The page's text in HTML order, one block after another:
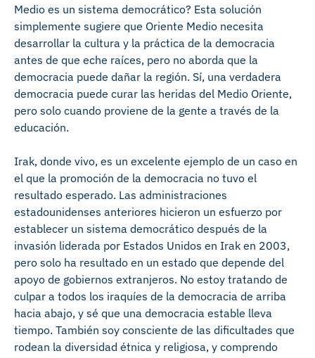
Medio es un sistema democrático? Esta solución
simplemente sugiere que Oriente Medio necesita
desarrollar la cultura y la práctica de la democracia
antes de que eche raíces, pero no aborda que la
democracia puede dañar la región. Sí, una verdadera
democracia puede curar las heridas del Medio Oriente,
pero solo cuando proviene de la gente a través de la
educación.
Irak, donde vivo, es un excelente ejemplo de un caso en
el que la promoción de la democracia no tuvo el
resultado esperado. Las administraciones
estadounidenses anteriores hicieron un esfuerzo por
establecer un sistema democrático después de la
invasión liderada por Estados Unidos en Irak en 2003,
pero solo ha resultado en un estado que depende del
apoyo de gobiernos extranjeros. No estoy tratando de
culpar a todos los iraquíes de la democracia de arriba
hacia abajo, y sé que una democracia estable lleva
tiempo. También soy consciente de las dificultades que
rodean la diversidad étnica y religiosa, y comprendo